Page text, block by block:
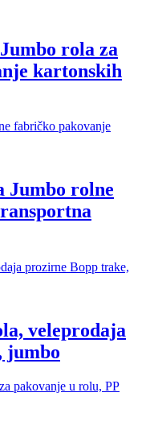
rola za
kartonskih
Jumbo rolne
veleprodaja
jumbo